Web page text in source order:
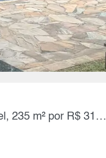
Casa Térrea, 2 Quartos à Venda, Jardim Coronel, 235 m² por R$ 310.000,00